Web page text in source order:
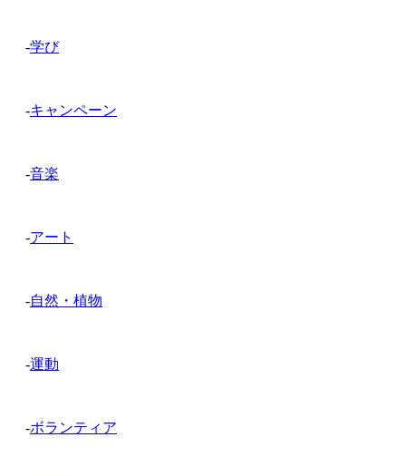
-学び
-キャンペーン
-音楽
-アート
-自然・植物
-運動
-ボランティア